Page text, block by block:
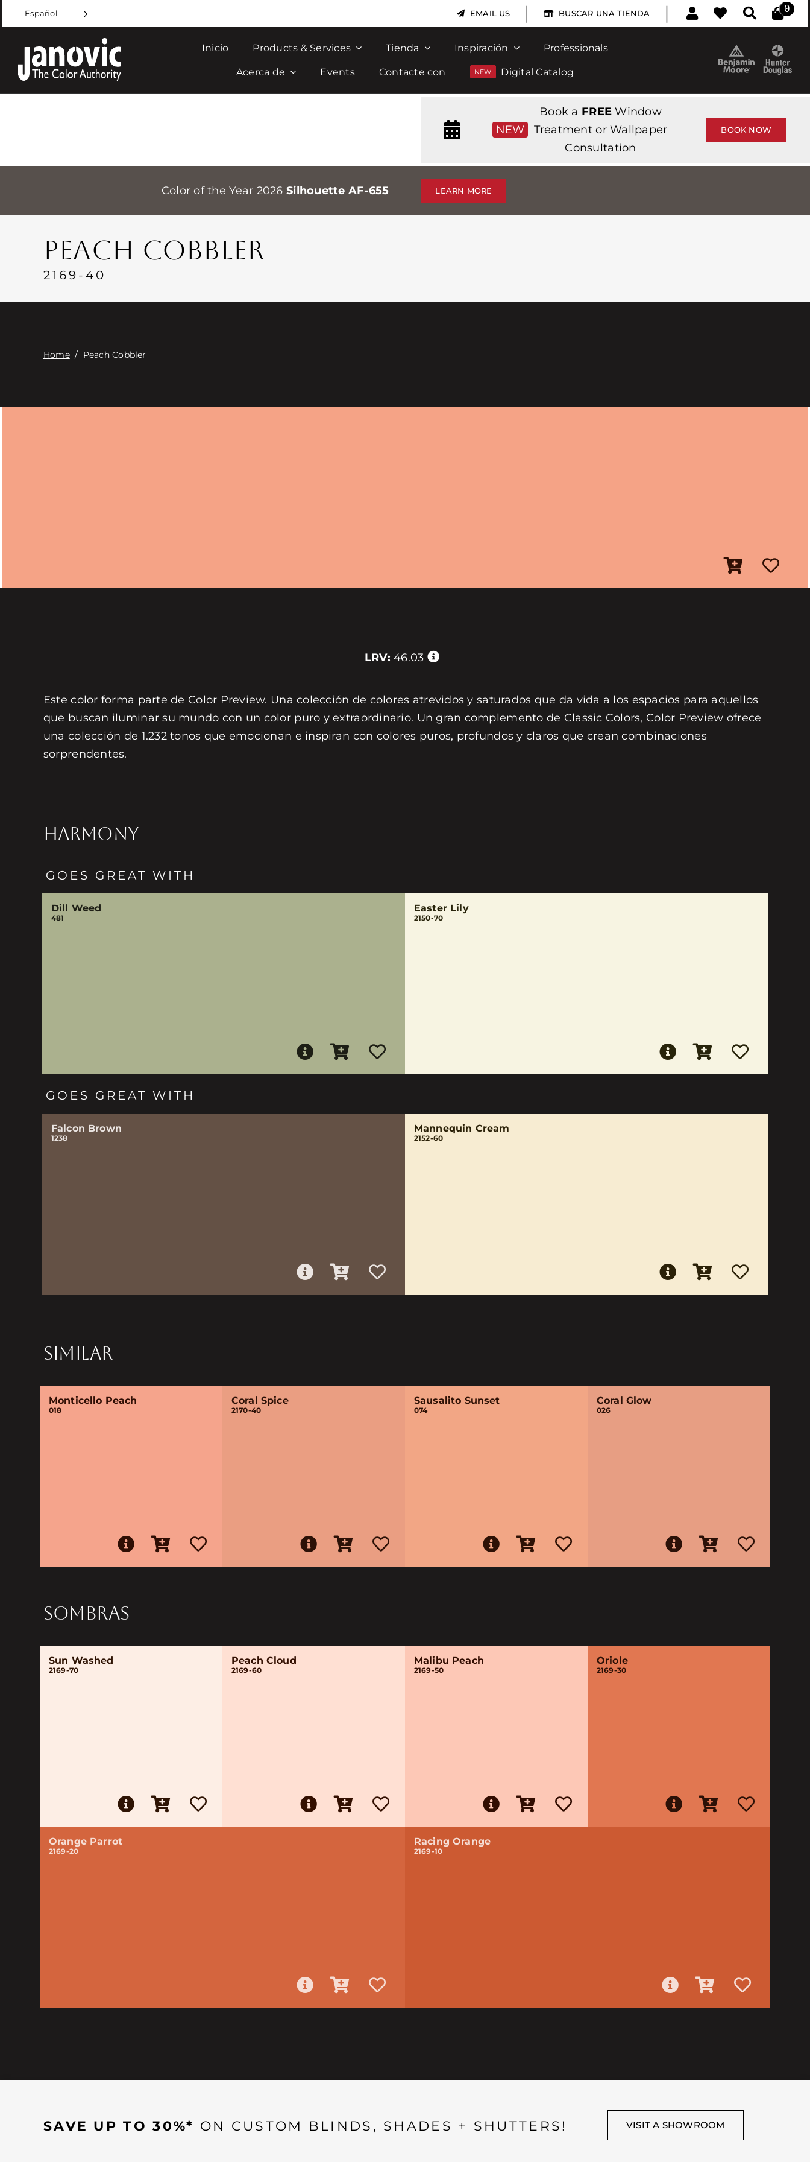
to
content
Español EMAIL US | BUSCAR UNA TIENDA | 0
Inicio Products & Services Tienda Inspiración Professionals
Acerca de Events Contacte con Digital Catalog
NEW
Book a FREE Window
Treatment or Wallpaper
Consultation
BOOK NOW
Color of the Year 2026 Silhouette AF-655 LEARN MORE
PEACH COBBLER
2169-40
Home/ Peach Cobbler
LRV: 46.03
Este color forma parte de Color Preview. Una colección de colores atrevidos y saturados que da vida a los espacios para aquellos
que buscan iluminar su mundo con un color puro y extraordinario. Un gran complemento de Classic Colors, Color Preview ofrece
una colección de 1.232 tonos que emocionan e inspiran con colores puros, profundos y claros que crean combinaciones
sorprendentes.
HARMONY
GOES GREAT WITH
Dill Weed
481
Easter Lily
2150-70
GOES GREAT WITH
Falcon Brown
1238
Mannequin Cream
2152-60
SIMILAR
Monticello Peach
018
Coral Spice
2170-40
Sausalito Sunset
074
Coral Glow
026
SOMBRAS
Sun Washed
2169-70
Peach Cloud
2169-60
Malibu Peach
2169-50
Oriole
2169-30
Orange Parrot
2169-20
Racing Orange
2169-10
SAVE UP TO 30%* ON CUSTOM BLINDS, SHADES + SHUTTERS! VISIT A SHOWROOM